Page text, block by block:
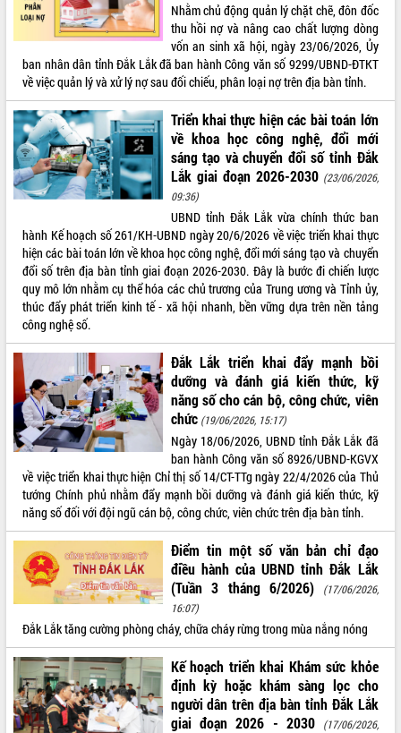
Nhằm chủ động quản lý chặt chẽ, đôn đốc
thu hồi nợ và nâng cao chất lượng dòng
vốn an sinh xã hội, ngày 23/06/2026, Ủy
ban nhân dân tỉnh Đắk Lắk đã ban hành Công văn số 9299/UBND-ĐTKT
về việc quản lý và xử lý nợ sau đối chiếu, phân loại nợ trên địa bàn tỉnh.
Triển khai thực hiện các bài toán lớn
về khoa học công nghệ, đổi mới
sáng tạo và chuyển đổi số tỉnh Đắk
Lắk giai đoạn 2026-2030 (23/06/2026,
09:36)
UBND tỉnh Đắk Lắk vừa chính thức ban
hành Kế hoạch số 261/KH-UBND ngày 20/6/2026 về việc triển khai thực
hiện các bài toán lớn về khoa học công nghệ, đổi mới sáng tạo và chuyển
đổi số trên địa bàn tỉnh giai đoạn 2026-2030. Đây là bước đi chiến lược
quy mô lớn nhằm cụ thể hóa các chủ trương của Trung ương và Tỉnh ủy,
thúc đẩy phát triển kinh tế - xã hội nhanh, bền vững dựa trên nền tảng
công nghệ số.
Đắk Lắk triển khai đẩy mạnh bồi
dưỡng và đánh giá kiến thức, kỹ
năng số cho cán bộ, công chức, viên
chức (19/06/2026, 15:17)
Ngày 18/06/2026, UBND tỉnh Đắk Lắk đã
ban hành Công văn số 8926/UBND-KGVX
về việc triển khai thực hiện Chỉ thị số 14/CT-TTg ngày 22/4/2026 của Thủ
tướng Chính phủ nhằm đẩy mạnh bồi dưỡng và đánh giá kiến thức, kỹ
năng số đối với đội ngũ cán bộ, công chức, viên chức trên địa bàn tỉnh.
Điểm tin một số văn bản chỉ đạo
điều hành của UBND tỉnh Đắk Lắk
(Tuần 3 tháng 6/2026)
(17/06/2026,
16:07)
Đắk Lắk tăng cường phòng cháy, chữa cháy rừng trong mùa nắng nóng
Kế hoạch triển khai Khám sức khỏe
định kỳ hoặc khám sàng lọc cho
người dân trên địa bàn tỉnh Đắk Lắk
giai đoạn 2026 - 2030
(17/06/2026,